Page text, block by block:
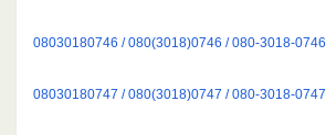
08030180746 / 080(3018)0746 / 080-3018-0746
08030180747 / 080(3018)0747 / 080-3018-0747